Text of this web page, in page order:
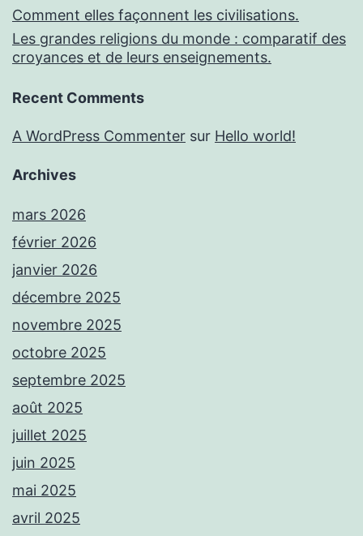
Comment elles façonnent les civilisations.
Les grandes religions du monde : comparatif des
croyances et de leurs enseignements.
Recent Comments
A WordPress Commenter sur Hello world!
Archives
mars 2026
février 2026
janvier 2026
décembre 2025
novembre 2025
octobre 2025
septembre 2025
août 2025
juillet 2025
juin 2025
mai 2025
avril 2025